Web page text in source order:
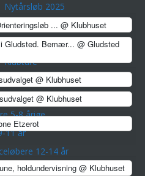
Nytårsløb 2025
Dark Trail Horsens
Klubfest for voksne
Klubture
& Unge
5-8 årige
11 år
12-14 år
21 år
... @ Klubhuset
Gludsted. Bemær... @ Gludsted
@ Klubhuset
@ Klubhuset
Etzerot
holdundervisning @ Klubhuset